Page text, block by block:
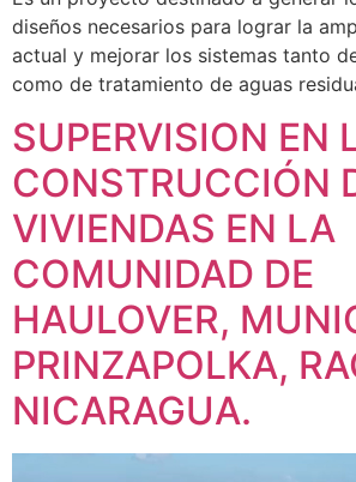
diseños necesarios para lograr la
actual y mejorar los sistemas tanto
como de tratamiento de aguas
SUPERVISION EN
CONSTRUCCIÓN
VIVIENDAS EN LA
COMUNIDAD DE
HAULOVER,
PRINZAPOLKA,
NICARAGUA.